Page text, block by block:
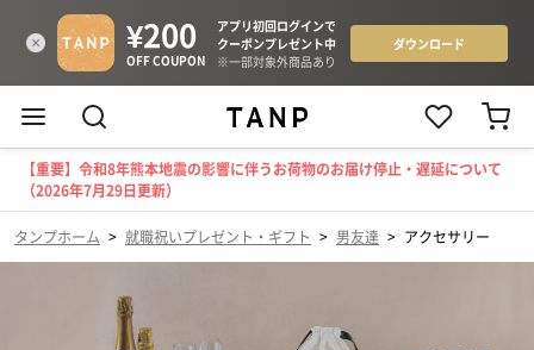
【重要】令和8年熊本地震の影響に伴うお荷物のお届け停止・遅延について
（2026年7月29日更新）
タンプホーム > 就職祝いプレゼント・ギフト > 男友達 > アクセサリー